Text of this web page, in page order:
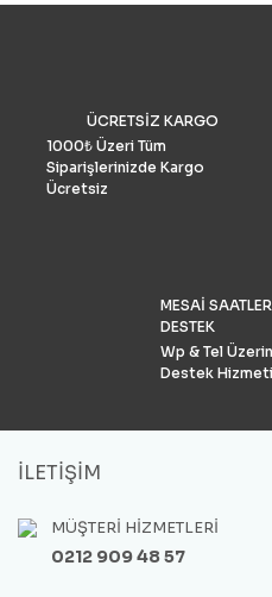
ÜCRETSİZ KARGO
1000₺ Üzeri Tüm
Siparişlerinizde Kargo
Ücretsiz
MESAİ
DESTEK
Wp & Tel
Destek Hizmeti
İLETİŞİM
MÜŞTERİ HİZMETLERİ
0212 909 48 57